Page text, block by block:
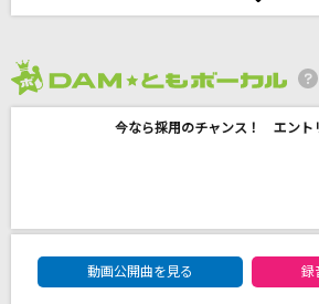
[プロオケ]桜
Believe In You
今なら採用のチャンス！ エント
DAM★ともボーカルエントリー
動画公開曲を見る
録